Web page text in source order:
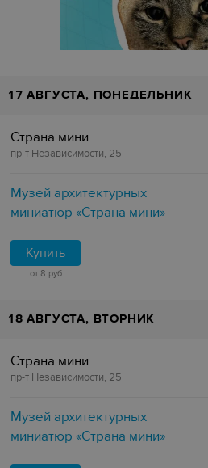
17 АВГУСТА, ПОНЕДЕЛЬНИК
Страна мини
пр-т Независимости, 25
Музей архитектурных
миниатюр «Страна мини»
Купить
от 8 руб.
18 АВГУСТА, ВТОРНИК
Страна мини
пр-т Независимости, 25
Музей архитектурных
миниатюр «Страна мини»